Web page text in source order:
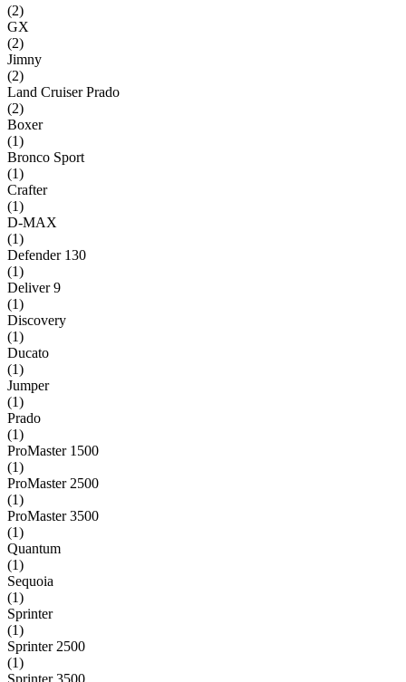
(2)
GX
(2)
Jimny
(2)
Land Cruiser Prado
(2)
Boxer
(1)
Bronco Sport
(1)
Crafter
(1)
D-MAX
(1)
Defender 130
(1)
Deliver 9
(1)
Discovery
(1)
Ducato
(1)
Jumper
(1)
Prado
(1)
ProMaster 1500
(1)
ProMaster 2500
(1)
ProMaster 3500
(1)
Quantum
(1)
Sequoia
(1)
Sprinter
(1)
Sprinter 2500
(1)
Sprinter 3500